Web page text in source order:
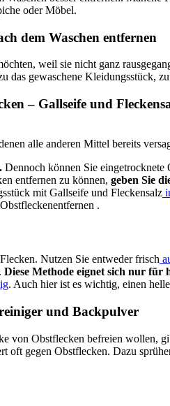
oder Möbel.
dem Waschen entfernen
weil sie nicht ganz
das gewaschene Kleidungsstück,
– Gallseife und
alle anderen Mittel bereits
Dennoch können Sie
entfernen zu können, geben Sie
mit Gallseife und Fleckensalz
.
Nutzen Sie entweder frisch
Diese Methode eignet sich nur für
. Auch hier ist es wichtig, einen
und Backpulver
von Obstflecken befreien wollen,
gegen Obstflecken. Dazu